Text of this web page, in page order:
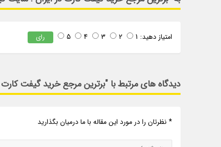
امتیاز دهید: 1
2
3
4
5 رای
دیدگاه های مرتبط با "برترین مرجع خرید گیفت
* نظرتان را در مورد این مقاله با ما درمیان بگذارید